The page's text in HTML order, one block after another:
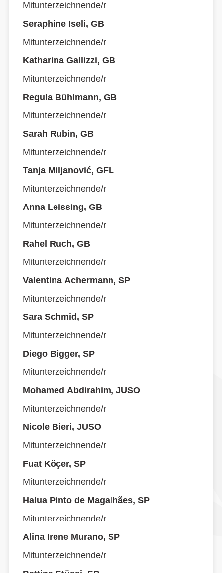
Mitunterzeichnende/r
Seraphine Iseli, GB
Mitunterzeichnende/r
Katharina Gallizzi, GB
Mitunterzeichnende/r
Regula Bühlmann, GB
Mitunterzeichnende/r
Sarah Rubin, GB
Mitunterzeichnende/r
Tanja Miljanović, GFL
Mitunterzeichnende/r
Anna Leissing, GB
Mitunterzeichnende/r
Rahel Ruch, GB
Mitunterzeichnende/r
Valentina Achermann, SP
Mitunterzeichnende/r
Sara Schmid, SP
Mitunterzeichnende/r
Diego Bigger, SP
Mitunterzeichnende/r
Mohamed Abdirahim, JUSO
Mitunterzeichnende/r
Nicole Bieri, JUSO
Mitunterzeichnende/r
Fuat Köçer, SP
Mitunterzeichnende/r
Halua Pinto de Magalhães, SP
Mitunterzeichnende/r
Alina Irene Murano, SP
Mitunterzeichnende/r